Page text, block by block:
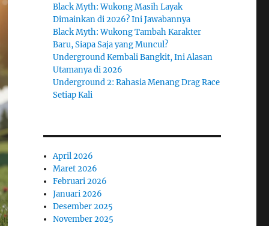
Black Myth: Wukong Masih Layak
Dimainkan di 2026? Ini Jawabannya
Black Myth: Wukong Tambah Karakter
Baru, Siapa Saja yang Muncul?
Underground Kembali Bangkit, Ini Alasan
Utamanya di 2026
Underground 2: Rahasia Menang Drag Race
Setiap Kali
April 2026
Maret 2026
Februari 2026
Januari 2026
Desember 2025
November 2025